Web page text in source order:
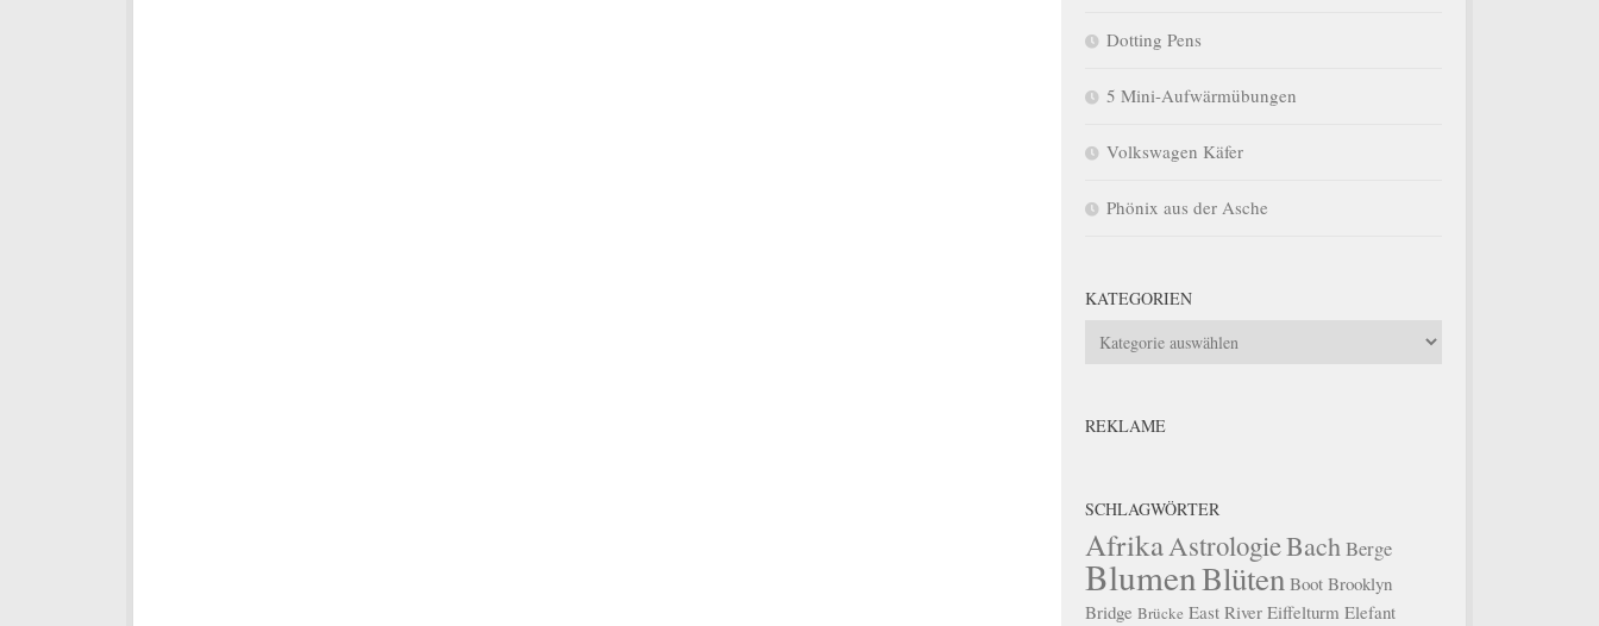
Dotting Pens
5 Mini-Aufwärmübungen
Volkswagen Käfer
Phönix aus der Asche
KATEGORIEN
Kategorien
REKLAME
SCHLAGWÖRTER
AfrikaAstrologieBachBerge
BlumenBlüten Boot Brooklyn
Bridge Brücke East River Eiffelturm Elefant